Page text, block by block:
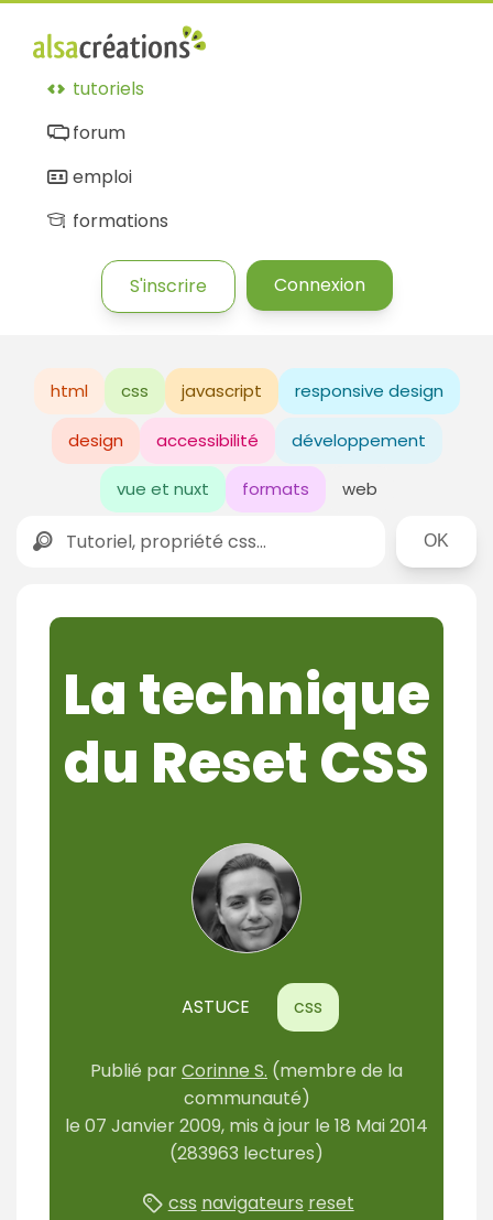
tutoriels
forum
emploi
formations
S'inscrire Connexion
html css javascript responsive design
design accessibilité développement
vue et nuxt formats web
Rechercher
La technique
du Reset CSS
ASTUCE css
Publié parCorinne S. (membre de la
communauté)
le 07 Janvier 2009, mis à jour le 18 Mai 2014
(283963 lectures)
css navigateurs reset